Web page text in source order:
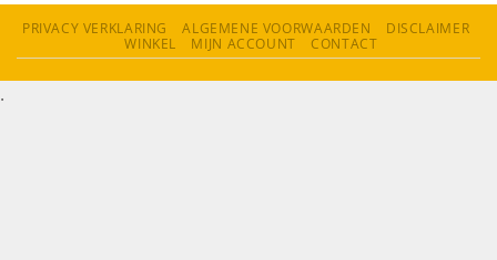
PRIVACY VERKLARING ALGEMENE VOORWAARDEN
DISCLAIMER
WINKEL
MIJN ACCOUNT CONTACT